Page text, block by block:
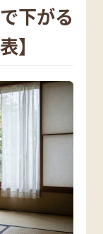
下がる
】